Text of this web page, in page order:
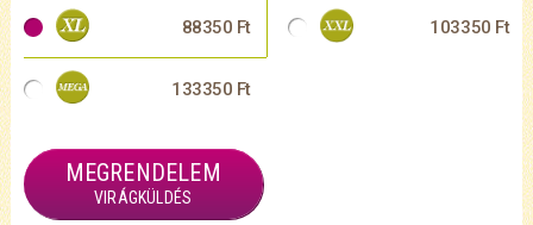
88350 Ft 103350 Ft
133350 Ft
MEGRENDELEM
VIRÁGKÜLDÉS